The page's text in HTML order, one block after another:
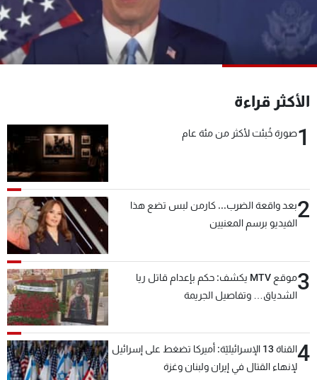
الأكثر قراءة
1صورة خُبئت لأكثر من مئة عام
2بعد واقعة الضرب... كارمن لبس تضع هذا
الفيديو برسم المعنيين
3
موقع MTV يكشف: حكم بإعدام قاتل ريا
الشدياق… وتفاصيل الجريمة
4
القناة 13 الإسرائيليّة: أميركا تضغط على إسرائيل
لإنهاء القتال في إيران ولبنان وغزة
البرامج
جدول البرامج
شاهد البرامج
عن MTV
الإنـتـاج
شروط الإسـتخدام
سياسة الخصوصية